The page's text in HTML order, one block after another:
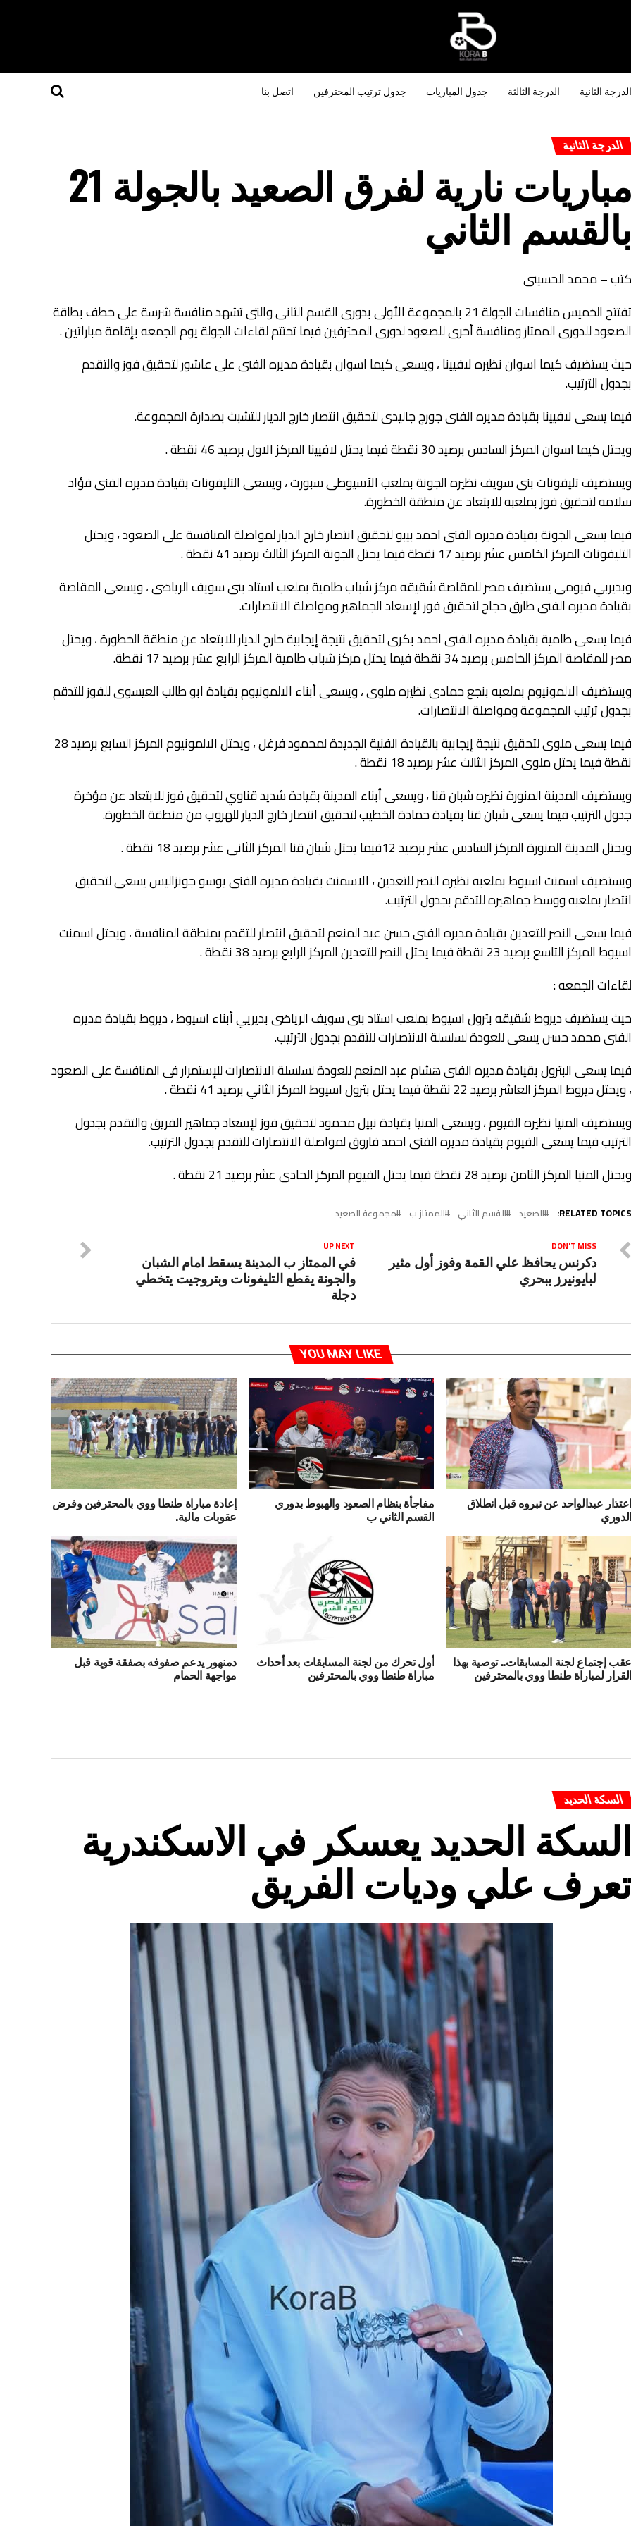
الدرجة الثانية الدرجة الثالثة جدول المباريات جدول ترتيب المحترفين اتصل بنا
الدرجة الثانية
مباريات نارية لفرق الصعيد بالجولة 21
بالقسم الثاني
كتب – محمد الحسينى
تفتتح الخميس منافسات الجولة 21 بالمجموعة الأولى بدورى القسم الثانى والتى تشهد منافسة شرسة على خطف بطاقة
الصعود للدورى الممتاز ومنافسة أخرى للصعود لدورى المحترفين فيما تختتم لقاءات الجولة يوم الجمعه بإقامة مباراتين .
حيث يستضيف كيما اسوان نظيره لافيينا ، ويسعى كيما اسوان بقيادة مديره الفنى على عاشور لتحقيق فوز والتقدم
بجدول الترتيب.
فيما يسعى لافيينا بقيادة مديره الفنى جورج جاليدى لتحقيق انتصار خارج الديار للتشبث بصدارة المجموعة.
ويحتل كيما اسوان المركز السادس برصيد 30 نقطة فيما يحتل لافيينا المركز الاول برصيد 46 نقطة .
ويستضيف تليفونات بنى سويف نظيره الجونة بملعب الآسيوطى سبورت ، ويسعى التليفونات بقيادة مديره الفنى فؤاد
سلامه لتحقيق فوز بملعبه للابتعاد عن منطقة الخطورة.
فيما يسعى الجونة بقيادة مديره الفنى احمد بيبو لتحقيق انتصار خارج الديار لمواصلة المنافسة على الصعود ، ويحتل
التليفونات المركز الخامس عشر برصيد 17 نقطة فيما يحتل الجونة المركز الثالث برصيد 41 نقطة .
وبديربي فيومى يستضيف مصر للمقاصة شقيقه مركز شباب طامية بملعب استاد بنى سويف الرياضى ، ويسعى المقاصة
بقيادة مديره الفنى طارق حجاج لتحقيق فوز لإسعاد الجماهير ومواصلة الانتصارات.
فيما يسعى طامية بقيادة مديره الفنى احمد بكرى لتحقيق نتيجة إيجابية خارج الديار للابتعاد عن منطقة الخطورة ، ويحتل
مصر للمقاصة المركز الخامس برصيد 34 نقطة فيما يحتل مركز شباب طامية المركز الرابع عشر برصيد 17 نقطة.
ويستضيف الالمونيوم بملعبه بنجع حمادى نظيره ملوى ، ويسعى أبناء الالمونيوم بقيادة ابو طالب العيسوى للفوز للتدقم
بجدول ترتيب المجموعة ومواصلة الانتصارات.
فيما يسعى ملوى لتحقيق نتيجة إيجابية بالقيادة الفنية الجديدة لمحمود فرغل ، ويحتل الالمونيوم المركز السابع برصيد 28
نقطة فيما يحتل ملوى المركز الثالث عشر برصيد 18 نقطة .
ويستضيف المدينة المنورة نظيره شبان قنا ، ويسعى أبناء المدينة بقيادة شديد قناوي لتحقيق فوز للابتعاد عن مؤخرة
جدول الترتيب فيما يسعى شبان قنا بقيادة حمادة الخطيب لتحقيق انتصار خارج الديار للهروب من منطقة الخطورة.
ويحتل المدينة المنورة المركز السادس عشر برصيد 12فيما يحتل شبان قنا المركز الثانى عشر برصيد 18 نقطة .
ويستضيف اسمنت اسيوط بملعبه نظيره النصر للتعدين ، الاسمنت بقيادة مديره الفنى يوسو جونزاليس يسعى لتحقيق
انتصار بملعبه ووسط جماهيره للتدقم بجدول الترتيب.
فيما يسعى النصر للتعدين بقيادة مديره الفنى حسن عبد المنعم لتحقيق انتصار للتقدم بمنطقة المنافسة ، ويحتل اسمنت
اسيوط المركز التاسع برصيد 23 نقطة فيما يحتل النصر للتعدين المركز الرابع برصيد 38 نقطة .
لقاءات الجمعه :
حيث يستضيف ديروط شقيقه بترول اسيوط بملعب استاد بنى سويف الرياضى بديريي أبناء اسيوط ، ديروط بقيادة مديره
الفنى محمد حسن يسعى للعودة لسلسلة الانتصارات للتقدم بجدول الترتيب.
فيما يسعى البترول بقيادة مديره الفنى هشام عبد المنعم للعودة لسلسلة الانتصارات للإستمرار فى المنافسة على الصعود
، ويحتل ديروط المركز العاشر برصيد 22 نقطة فيما يحتل بترول اسيوط المركز الثاني برصيد 41 نقطة .
ويستضيف المنيا نظيره الفيوم ، ويسعى المنيا بقيادة نبيل محمود لتحقيق فوز لإسعاد جماهير الفريق والتقدم بجدول
الترتيب فيما يسعى الفيوم بقيادة مديره الفنى احمد فاروق لمواصلة الانتصارات للتقدم بجدول الترتيب.
ويحتل المنيا المركز الثامن برصيد 28 نقطة فيما يحتل الفيوم المركز الحادى عشر برصيد 21 نقطة .
RELATED TOPICS: الصعيد القسم الثاني الممتاز ب مجموعة الصعيد
UP NEXT
في الممتاز ب المدينة يسقط امام الشبان
والجونة يقطع التليفونات وبتروجيت يتخطي
دجلة
DON'T MISS
دكرنس يحافظ علي القمة وفوز أول مثير
لبايونيرز ببحري
YOU MAY LIKE
اعتذار عبدالواحد عن نبروه قبل انطلاق
الدوري
مفاجأة بنظام الصعود والهبوط بدوري
القسم الثاني ب
إعادة مباراة طنطا ووي بالمحترفين وفرض
عقوبات مالية.
عقب إجتماع لجنة المسابقات.. توصية بهذا
القرار لمباراة طنطا ووي بالمحترفين
أول تحرك من لجنة المسابقات بعد أحداث
مباراة طنطا ووي بالمحترفين
دمنهور يدعم صفوفه بصفقة قوية قبل
مواجهة الحمام
السكة الحديد
السكة الحديد يعسكر في الاسكندرية
تعرف علي وديات الفريق